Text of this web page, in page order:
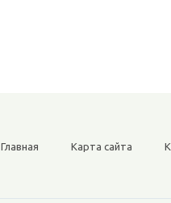
Главная Карта сайта